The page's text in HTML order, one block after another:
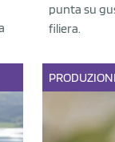
punta su
filiera.